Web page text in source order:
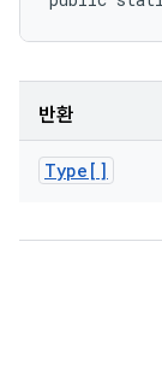
반환
Type[]